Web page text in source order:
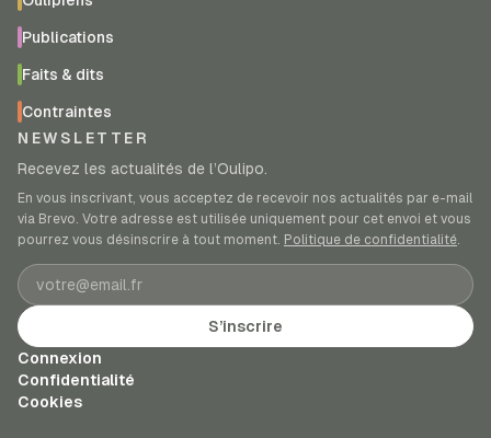
Publications
Faits & dits
Contraintes
NEWSLETTER
Recevez les actualités de l’Oulipo.
En vous inscrivant, vous acceptez de recevoir nos actualités par e-mail
via Brevo. Votre adresse est utilisée uniquement pour cet envoi et vous
pourrez vous désinscrire à tout moment. Politique de confidentialité.
Adresse e-mail
S’inscrire
Connexion
Confidentialité
Cookies